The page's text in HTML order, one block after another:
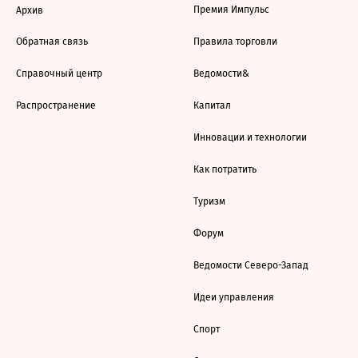
Архив
Обратная связь
Справочный центр
Распространение
Премия Импульс
Правила торговли
Ведомости&
Капитал
Инновации и технологии
Как потратить
Туризм
Форум
Ведомости Северо-Запад
Идеи управления
Спорт